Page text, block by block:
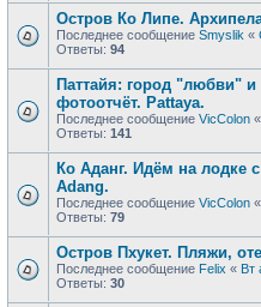
Остров Ко Липе.
Последнее сообщение Smyslik «
Ответы: 94
Паттайя: город "любви"
фотоотчёт. Pattaya.
Последнее сообщение VicColon «
Ответы: 141
Ко Аданг. Идём на лодке
Adang.
Последнее сообщение VicColon «
Ответы: 79
Остров Пхукет. Пляжи,
Последнее сообщение Felix « Вт
Ответы: 30